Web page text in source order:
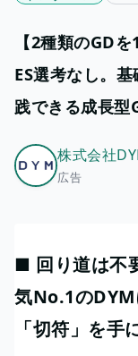
【2種類のGD
ES選考なし。
践できる成長
株式会社
広告
■ 回り道は不
気No.1の
「切符」を手